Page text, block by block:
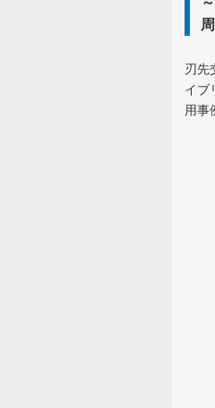
刃先
イブ
用事